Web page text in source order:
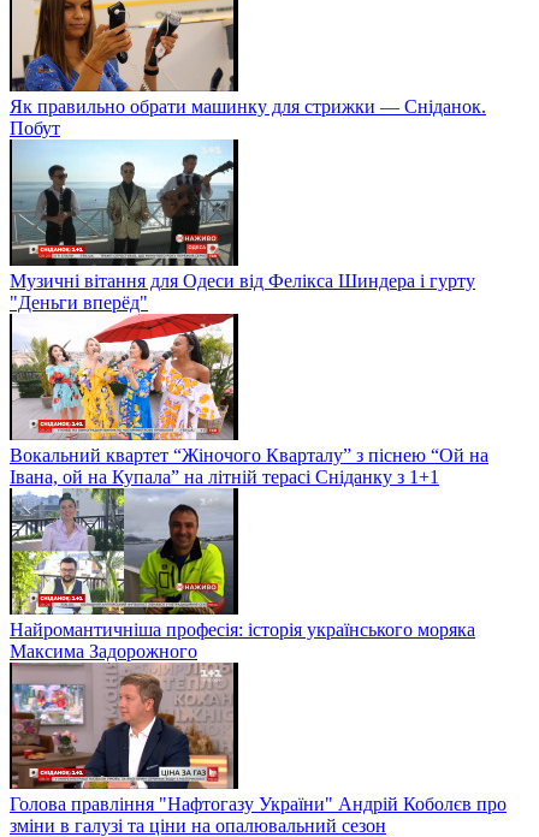
Як правильно обрати машинку для стрижки — Сніданок.
Побут
Музичні вітання для Одеси від Фелікса Шиндера і гурту
"Деньги вперёд"
Вокальний квартет “Жіночого Кварталу” з піснею “Ой на
Івана, ой на Купала” на літній терасі Сніданку з 1+1
Найромантичніша професія: історія українського моряка
Максима Задорожного
Голова правління "Нафтогазу України" Андрій Коболєв про
зміни в галузі та ціни на опалювальний сезон